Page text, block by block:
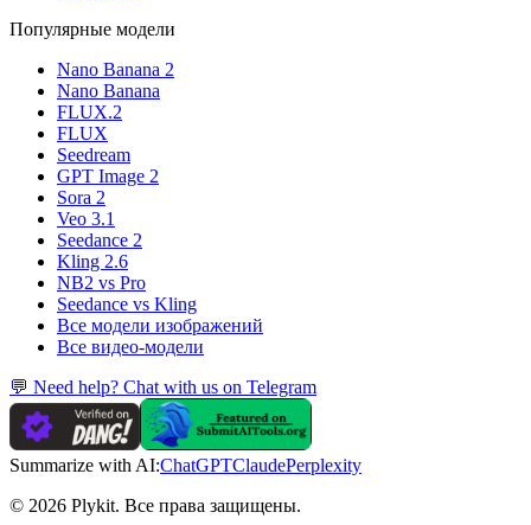
Популярные модели
Nano Banana 2
Nano Banana
FLUX.2
FLUX
Seedream
GPT Image 2
Sora 2
Veo 3.1
Seedance 2
Kling 2.6
NB2 vs Pro
Seedance vs Kling
Все модели изображений
Все видео-модели
💬 Need help? Chat with us on Telegram
Summarize with AI:ChatGPTClaudePerplexity
© 2026 Plykit. Все права защищены.